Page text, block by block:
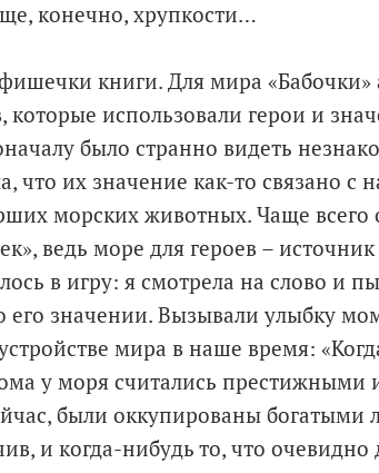
конечно, хрупкости…
книги. Для мира «Бабочки»
использовали герои и
было странно видеть
что их значение как-то связано с
морских животных. Чаще всего
ведь море для героев –
в игру: я смотрела на слово и
его значении. Вызывали улыбку
мира в наше время:
у моря считались престижными
были оккупированы богатыми
и когда-нибудь то, что очевидно